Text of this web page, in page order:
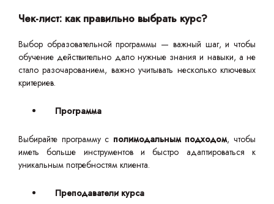
Чек-лист: как правильно выбрать курс?
Выбор образовательной программы — важный шаг, и чтобы
обучение действительно дало нужные знания и навыки, а не
стало разочарованием, важно учитывать несколько ключевых
критериев.
Программа
Выбирайте программу с полимодальным подходом, чтобы
иметь больше инструментов и быстро адаптироваться к
уникальным потребностям клиента.
Преподаватели курса